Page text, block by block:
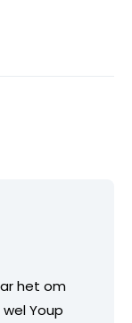
het om
Youp